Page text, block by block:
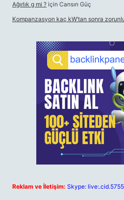
Ağırlık g mi ? için Cansın Güç
Kompanzasyon kaç kW’tan sonra
Reklam ve İletişim: Skype: